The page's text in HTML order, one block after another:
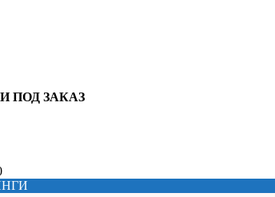
ПОД ЗАКАЗ